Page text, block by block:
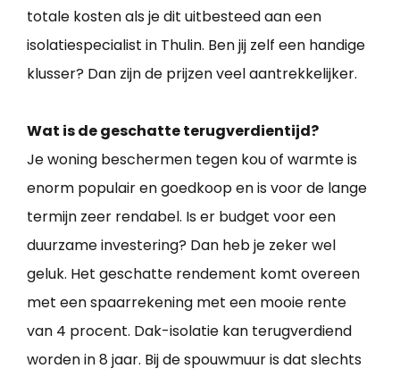
totale kosten als je dit uitbesteed aan een
isolatiespecialist in Thulin. Ben jij zelf een handige
klusser? Dan zijn de prijzen veel aantrekkelijker.
Wat is de geschatte terugverdientijd?
Je woning beschermen tegen kou of warmte is
enorm populair en goedkoop en is voor de lange
termijn zeer rendabel. Is er budget voor een
duurzame investering? Dan heb je zeker wel
geluk. Het geschatte rendement komt overeen
met een spaarrekening met een mooie rente
van 4 procent. Dak-isolatie kan terugverdiend
worden in 8 jaar. Bij de spouwmuur is dat slechts